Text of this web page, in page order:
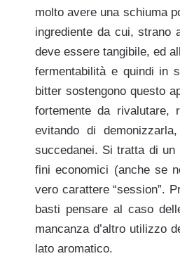
molto avere una schiuma
ingrediente da cui, strano
deve essere tangibile, ed
fermentabilità e quindi in
bitter sostengono questo
fortemente da
evitando di
succedanei. Si tratta di
fini economici (anche se
vero carattere “session”.
basti pensare al caso
mancanza d’altro utilizzo
lato aromatico.